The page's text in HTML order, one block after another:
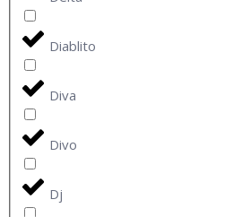
Diablito
Diva
Divo
Dj